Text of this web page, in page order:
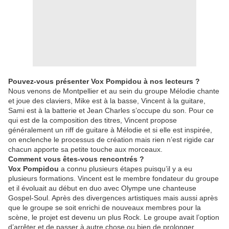
Pouvez-vous présenter Vox Pompidou à nos lecteurs ?
Nous venons de Montpellier et au sein du groupe Mélodie chante
et joue des claviers, Mike est à la basse, Vincent à la guitare,
Sami est à la batterie et Jean Charles s’occupe du son. Pour ce
qui est de la composition des titres, Vincent propose
généralement un riff de guitare à Mélodie et si elle est inspirée,
on enclenche le processus de création mais rien n’est rigide car
chacun apporte sa petite touche aux morceaux.
Comment vous êtes-vous rencontrés ?
Vox Pompidou a connu plusieurs étapes puisqu’il y a eu
plusieurs formations. Vincent est le membre fondateur du groupe
et il évoluait au début en duo avec Olympe une chanteuse
Gospel-Soul. Après des divergences artistiques mais aussi après
que le groupe se soit enrichi de nouveaux membres pour la
scène, le projet est devenu un plus Rock. Le groupe avait l’option
d’arrêter et de passer à autre chose ou bien de prolonger